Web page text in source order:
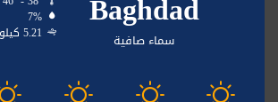
سماء صافية
7%
5.21 كيلومتر/ساعة